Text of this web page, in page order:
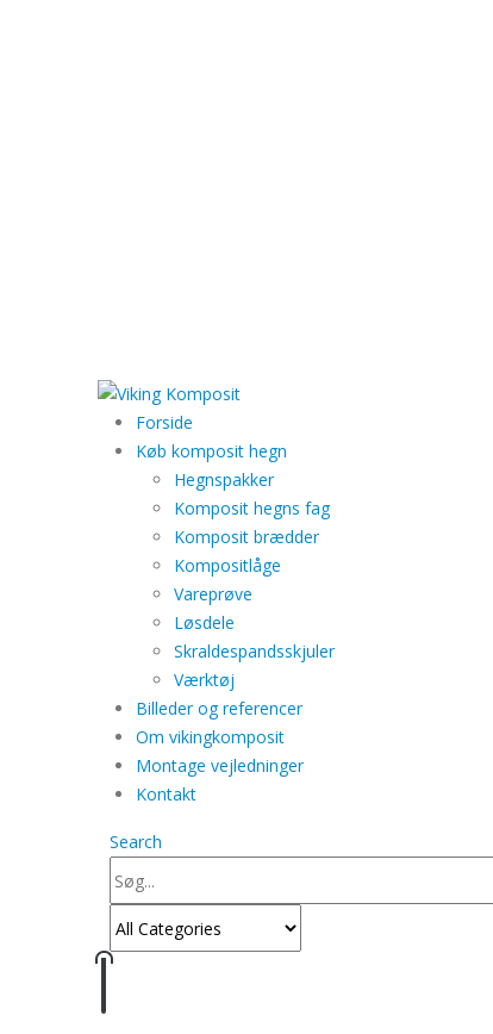
Forside
Køb komposit hegn
Hegnspakker
Komposit hegns fag
Komposit brædder
Kompositlåge
Vareprøve
Løsdele
Skraldespandsskjuler
Værktøj
Billeder og referencer
Om vikingkomposit
Montage vejledninger
Kontakt
Search